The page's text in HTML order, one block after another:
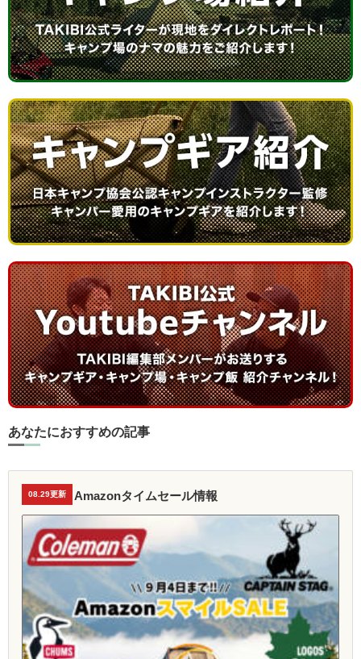
あなたにおすすめの記事
08.29更新 Amazonタイムセール情報